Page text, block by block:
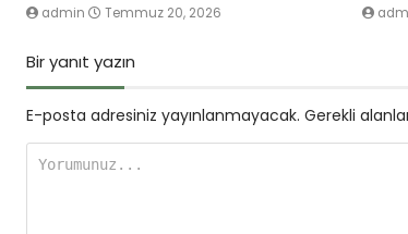
admin Temmuz 20, 2026
Bir yanıt yazın
E-posta adresiniz yayınlanmayacak. Gerekli